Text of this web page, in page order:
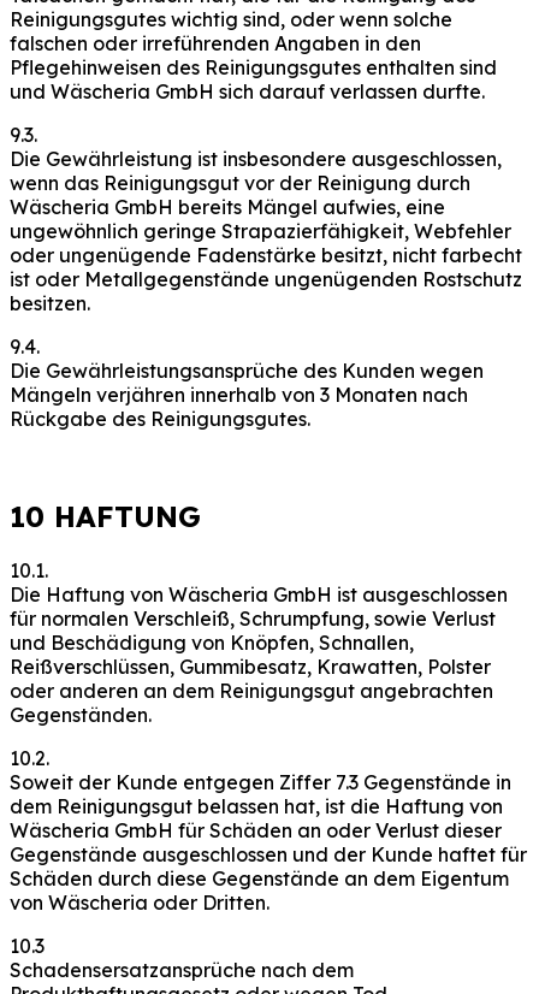
Reinigungsgutes wichtig sind, oder wenn solche
falschen oder irreführenden Angaben in den
Pflegehinweisen des Reinigungsgutes enthalten sind
und Wäscheria GmbH sich darauf verlassen durfte.
9.3.
Die Gewährleistung ist insbesondere ausgeschlossen,
wenn das Reinigungsgut vor der Reinigung durch
Wäscheria GmbH bereits Mängel aufwies, eine
ungewöhnlich geringe Strapazierfähigkeit, Webfehler
oder ungenügende Fadenstärke besitzt, nicht farbecht
ist oder Metallgegenstände ungenügenden Rostschutz
besitzen.
9.4.
Die Gewährleistungsansprüche des Kunden wegen
Mängeln verjähren innerhalb von 3 Monaten nach
Rückgabe des Reinigungsgutes.
10 HAFTUNG
10.1.
Die Haftung von Wäscheria GmbH ist ausgeschlossen
für normalen Verschleiß, Schrumpfung, sowie Verlust
und Beschädigung von Knöpfen, Schnallen,
Reißverschlüssen, Gummibesatz, Krawatten, Polster
oder anderen an dem Reinigungsgut angebrachten
Gegenständen.
10.2.
Soweit der Kunde entgegen Ziffer 7.3 Gegenstände in
dem Reinigungsgut belassen hat, ist die Haftung von
Wäscheria GmbH für Schäden an oder Verlust dieser
Gegenstände ausgeschlossen und der Kunde haftet für
Schäden durch diese Gegenstände an dem Eigentum
von Wäscheria oder Dritten.
10.3
Schadensersatzansprüche nach dem